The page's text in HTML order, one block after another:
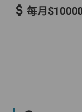
每月